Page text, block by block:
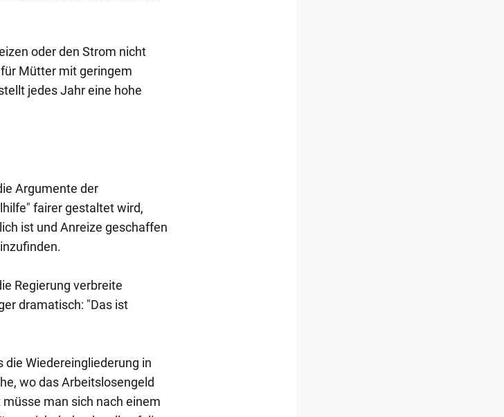
oder den Strom nicht
Mütter mit geringem
jedes Jahr eine hohe
Argumente der
fairer gestaltet wird,
ist und Anreize geschaffen
Regierung verbreite
dramatisch: "Das ist
Wiedereingliederung in
wo das Arbeitslosengeld
man sich nach einem